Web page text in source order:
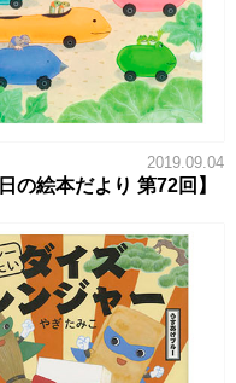
2019.09.04
の絵本だより 第72回】